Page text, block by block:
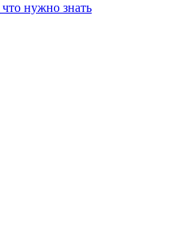
нужно знать